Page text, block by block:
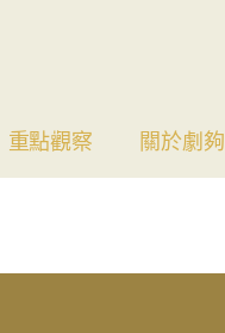
重點觀察 關於劇夠